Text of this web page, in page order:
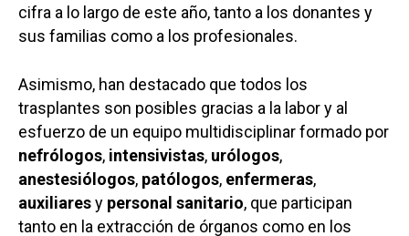
cifra a lo largo de este año, tanto a los donantes y
sus familias como a los profesionales.
Asimismo, han destacado que todos los
trasplantes son posibles gracias a la labor y al
esfuerzo de un equipo multidisciplinar formado por
nefrólogos, intensivistas, urólogos,
anestesiólogos, patólogos, enfermeras,
auxiliaresy personal sanitario, que participan
tanto en la extracción de órganos como en los